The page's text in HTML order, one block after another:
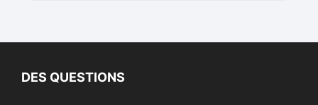
DES QUESTIONS